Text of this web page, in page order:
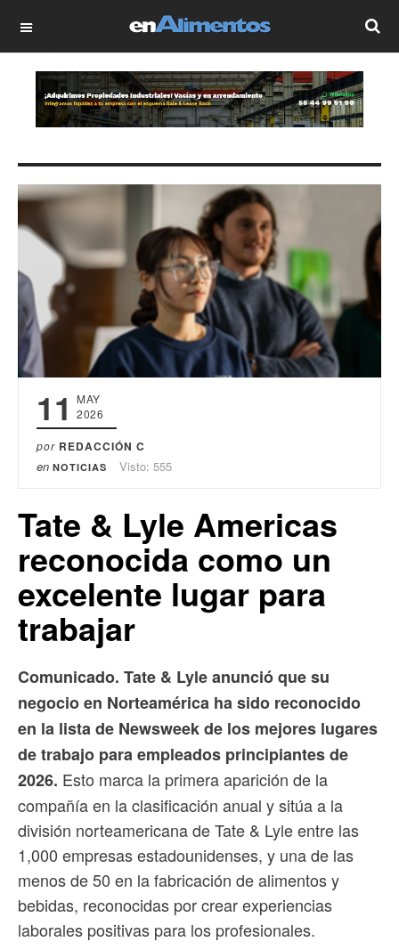
OFF CANVAS
11
MAY
2026
por REDACCIÓN C
en NOTICIAS Visto: 555
Tate & Lyle Americas
reconocida como un
excelente lugar para
trabajar
Comunicado. Tate & Lyle anunció que su
negocio en Norteamérica ha sido reconocido
en la lista de Newsweek de los mejores lugares
de trabajo para empleados principiantes de
2026. Esto marca la primera aparición de la
compañía en la clasificación anual y sitúa a la
división norteamericana de Tate & Lyle entre las
1,000 empresas estadounidenses, y una de las
menos de 50 en la fabricación de alimentos y
bebidas, reconocidas por crear experiencias
laborales positivas para los profesionales.